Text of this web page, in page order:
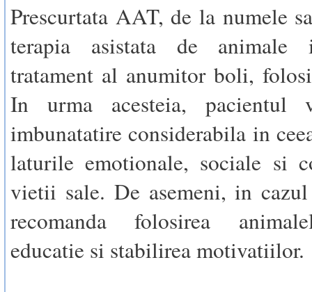
Prescurtata AAT, de la numele
terapia asistata de animale
tratament al anumitor boli,
In urma acesteia,
imbunatatire considerabila in
laturile emotionale, sociale si
vietii sale. De asemeni, in
recomanda folosirea
educatie si stabilirea motivatiilor.